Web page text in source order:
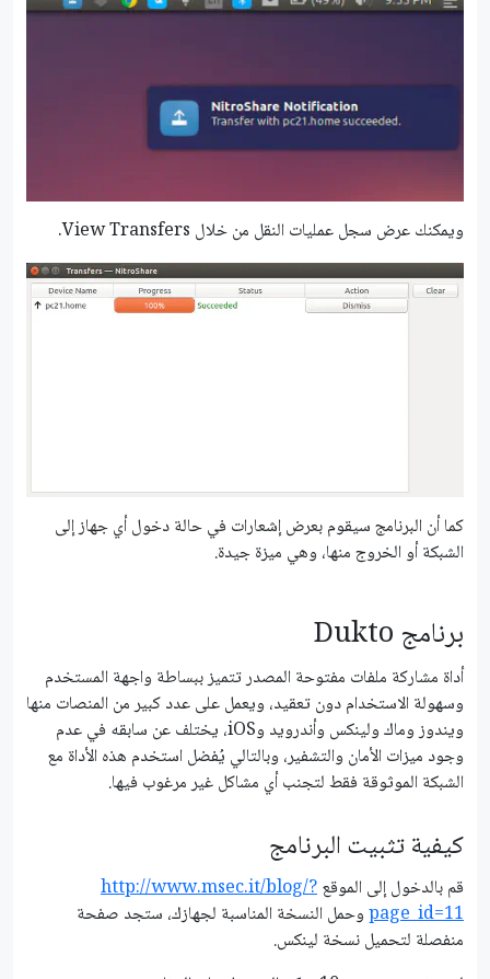
ويمكنك عرض سجل عمليات النقل من خلال View Transfers.
كما أن البرنامج سيقوم بعرض إشعارات في حالة دخول أي جهاز إلى
الشبكة أو الخروج منها، وهي ميزة جيدة.
برنامج Dukto
أداة مشاركة ملفات مفتوحة المصدر تتميز ببساطة واجهة المستخدم
وسهولة الاستخدام دون تعقيد، ويعمل على عدد كبير من المنصات منها
ويندوز وماك ولينكس وأندرويد وiOS، يختلف عن سابقه في عدم
وجود ميزات الأمان والتشفير، وبالتالي يُفضل استخدم هذه الأداة مع
الشبكة الموثوقة فقط لتجنب أي مشاكل غير مرغوب فيها.
كيفية تثبيت البرنامج
قم بالدخول إلى الموقعhttp://www.msec.it/blog/?
page_id=11وحمل النسخة المناسبة لجهازك، ستجد صفحة
منفصلة لتحميل نسخة لينكس.